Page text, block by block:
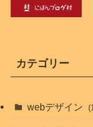
カテゴリー
webデザイン